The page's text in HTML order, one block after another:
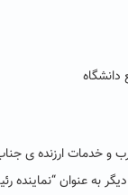
دانشگاه
خدمات ارزنده ی
به عنوان “نماینده